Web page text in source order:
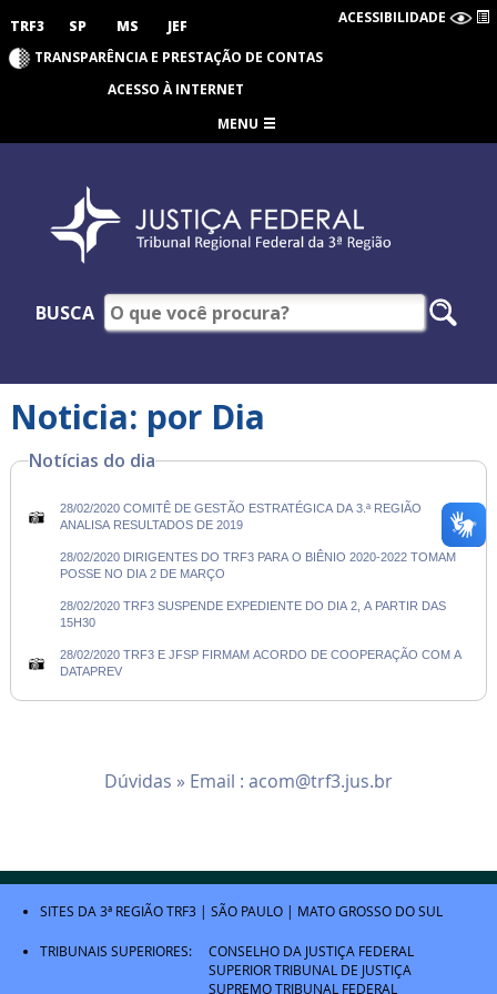
TRF3 SP MS JEF ACESSIBILIDADE
TRANSPARÊNCIA E PRESTAÇÃO DE CONTAS
ACESSO À INTERNET
MENU
BUSCA
Noticia: por Dia
Notícias do dia
28/02/2020 COMITÊ DE GESTÃO ESTRATÉGICA DA 3.ª REGIÃO
ANALISA RESULTADOS DE 2019
28/02/2020 DIRIGENTES DO TRF3 PARA O BIÊNIO 2020-2022 TOMAM
POSSE NO DIA 2 DE MARÇO
28/02/2020 TRF3 SUSPENDE EXPEDIENTE DO DIA 2, A PARTIR DAS
15H30
28/02/2020 TRF3 E JFSP FIRMAM ACORDO DE COOPERAÇÃO COM A
DATAPREV
Dúvidas » Email : acom@trf3.jus.br
SITES DA 3ª REGIÃOTRF3 | SÃO PAULO | MATO GROSSO DO SUL
TRIBUNAIS SUPERIORES:
CONSELHO DA JUSTIÇA FEDERAL
SUPERIOR TRIBUNAL DE JUSTIÇA
SUPREMO TRIBUNAL FEDERAL